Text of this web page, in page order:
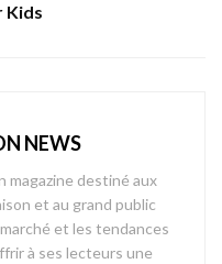
Kids
NEWS
magazine destiné aux
et au grand public
et les tendances
à ses lecteurs une